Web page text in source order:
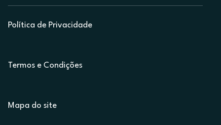
Política de Privacidade
Termos e Condições
Mapa do site